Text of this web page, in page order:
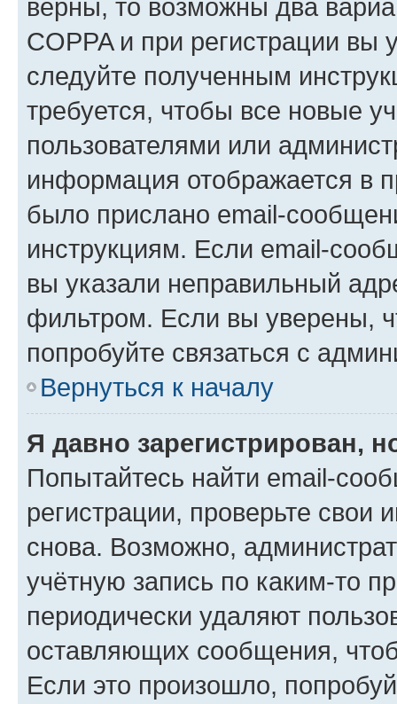
верны, то возможны два
COPPA и при регистрации вы
следуйте полученным
требуется, чтобы все новые
пользователями или
информация отображается в
было прислано email-
инструкциям. Если email-
вы указали неправильный
фильтром. Если вы уверены,
попробуйте связаться с
Вернуться к началу
Я давно зарегистрирован,
Попытайтесь найти email-
регистрации, проверьте свои
снова. Возможно,
учётную запись по каким-то
периодически удаляют
оставляющих сообщения,
Если это произошло,